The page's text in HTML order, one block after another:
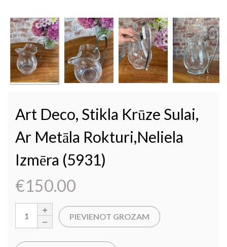
Art Deco, Stikla Krūze Sulai,
Ar Metāla Rokturi,neliela
Izmēra (5931)
€150.00
PIEVIENOT GROZAM